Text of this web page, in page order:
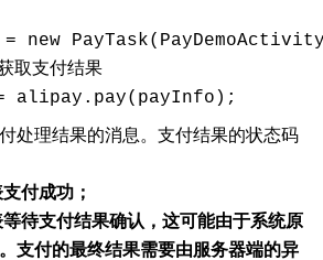
new
取支付结果
处理结果的消息。支付结果的状态码
付成功；
待支付结果确认，这可能由于系统原
支付的最终结果需要由服务器端的异